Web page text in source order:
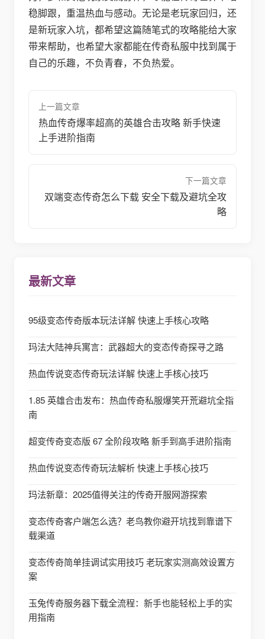
稳脚跟，重温热血与感动。无论是老玩家回归，还
是新玩家入坑，都希望这篇随笔式的攻略能给大家
带来帮助，也希望大家都能在传奇私服中找到属于
自己的乐趣，不负青春，不负热爱。
上一篇文章
热血传奇爆率超高的英雄合击攻略 新手快速
上手进阶指南
下一篇文章
双端变态传奇怎么下载 安全下载及避坑全攻
略
最新文章
95级变态传奇版本玩法详解 快速上手核心攻略
玛法大陆神兵寓言：武器超大的变态传奇探寻之路
热血传说变态传奇玩法详解 快速上手核心技巧
1.85 英雄合击发布：热血传奇私服爆笑开荒避坑全指
南
超变传奇变态版 67 全阶段攻略 新手到高手进阶指南
热血传说变态传奇玩法解析 快速上手核心技巧
玛法新章：2025值得关注的传奇开服网游探索
变态传奇客户端怎么选？老鸟教你避开坑找到靠谱下
载渠道
变态传奇简单挂调试实用技巧 老玩家实测高效设置方
案
玉兔传奇服务器下载全流程：新手也能轻松上手的实
用指南